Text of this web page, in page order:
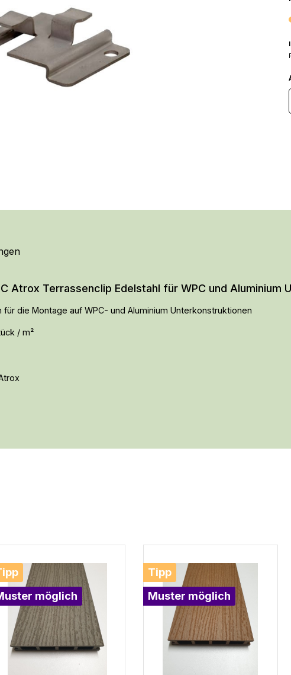
Atrox Terrassenclip Edelstahl für WPC und Aluminium
für die Montage auf WPC- und Aluminium Unterkonstruktionen
/ m²
möglich
Tipp
Muster möglich